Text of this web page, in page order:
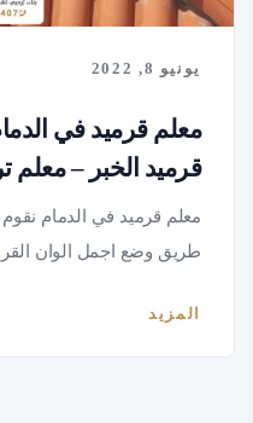
يونيو 8, 2022
قرميد الخبر – معلم
معلم قرميد في الدمام
طريق وضع اجمل الوان
المزيد